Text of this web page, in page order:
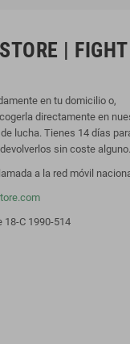
| FIGHT
en tu domicilio o,
directamente en
lucha. Tienes 14 días
sin coste alguno.
a la red móvil
18-C 1990-514